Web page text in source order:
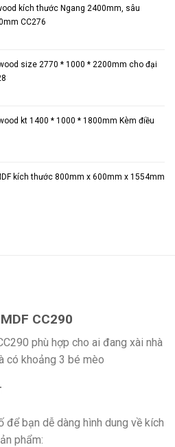
kích thước Ngang 2400mm, sâu
CC276
size 2770 * 1000 * 2200mm cho đại
kt 1400 * 1000 * 1800mm Kèm điều
kích thước 800mm x 600mm x 1554mm
CC290
phù hợp cho ai đang xài nhà
có khoảng 3 bé mèo
bạn dễ dàng hình dung về kích
phẩm: